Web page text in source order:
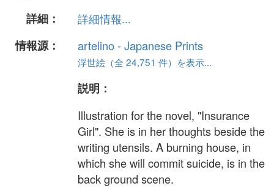
詳細：
詳細情報...
情報源：
artelino - Japanese Prints
浮世絵（全 24,751 件）を表示...
説明：
Illustration for the novel, "Insurance
Girl". She is in her thoughts beside the
writing utensils. A burning house, in
which she will commit suicide, is in the
back ground scene.